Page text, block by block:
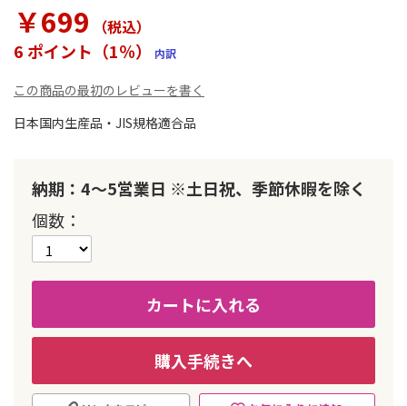
￥699 （税込）
6 ポイント（1％） 内訳
この商品の最初のレビューを書く
日本国内生産品・JIS規格適合品
納期：4～5営業日 ※土日祝、季節休暇を除く
個数
カートに入れる
購入手続きへ
リ
ー
の
初
に
移
る